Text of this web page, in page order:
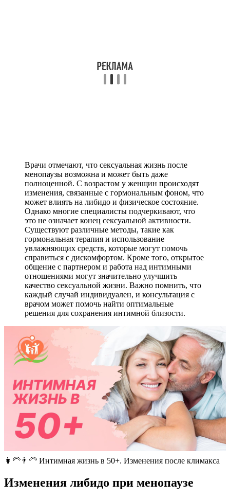
Врачи отмечают, что сексуальная жизнь после
менопаузы возможна и может быть даже
полноценной. С возрастом у женщин происходят
изменения, связанные с гормональным фоном, что
может влиять на либидо и физическое состояние.
Однако многие специалисты подчеркивают, что
это не означает конец сексуальной активности.
Существуют различные методы, такие как
гормональная терапия и использование
увлажняющих средств, которые могут помочь
справиться с дискомфортом. Кроме того, открытое
общение с партнером и работа над интимными
отношениями могут значительно улучшить
качество сексуальной жизни. Важно помнить, что
каждый случай индивидуален, и консультация с
врачом может помочь найти оптимальные
решения для сохранения интимной близости.
👩‍🦳👨‍🦳 Интимная жизнь в 50+. Изменения после климакса
Изменения либидо при менопаузе